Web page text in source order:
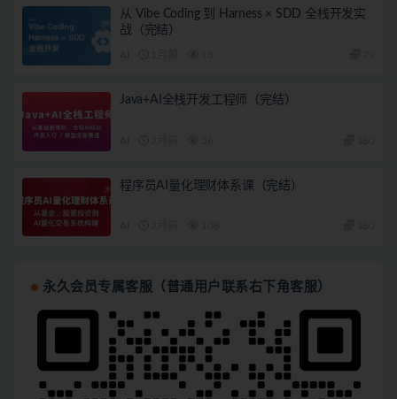
从 Vibe Coding 到 Harness × SDD 全栈开发实
战（完结）
Java+AI全栈开发工程师（完结）
程序员AI量化理财体系课（完结）
永久会员专属客服（普通用户联系右下角客服）